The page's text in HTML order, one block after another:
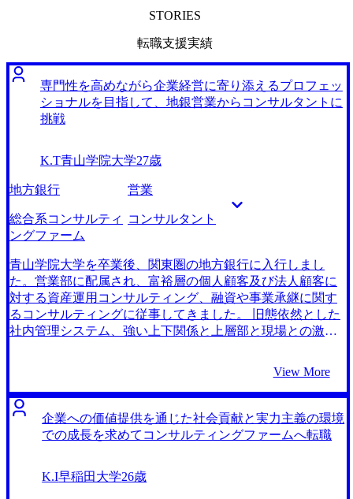
STORIES
転職支援実績
専門性を高めながら企業経営に寄り添えるプロフェッ
ショナルを目指して、地銀営業からコンサルタントに
挑戦
K.T青山学院大学27歳
地方銀行 営業
総合系コンサルティ
ングファーム
コンサルタント
青山学院大学を卒業後、関東圏の地方銀行に入行しまし
た。営業部に配属され、富裕層の個人顧客及び法人顧客に
対する資産運用コンサルティング、融資や事業承継に関す
るコンサルティングに従事してきました。 旧態依然とした
社内管理システム、強い上下関係と上層部と現場との激し
のに留まるものであり、いくら働いても、安定はしている
が専門性は付かない、ひいては自身の成長は見込めないと
考えるようになり、転職を決意しました。 まずは様々なプ
ロジェクトに関わり、自分自身が関心のある、やりがいを
た。誤解を恐れずに言えば、色々な分野をつまみ食いして
から、専門性の方向を定めていきたいと考えていました。
View More
企業への価値提供を通じた社会貢献と実力主義の環境
での成長を求めてコンサルティングファームへ転職
K.I早稲田大学26歳